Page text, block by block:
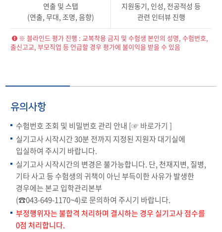
연출 및 스탭
(연출, 무대, 조명, 음향)
지원동기, 인성, 전공적성 등
관련 인터뷰 진행
※ 블라인드 평가 진행 : 교복착용 금지 및 수험생 본인의 성명, 수험번호,
출신고교, 부모직업 등 언급할 경우 평가에 불이익을 받을 수 있음
유의사항
수험번호 조회 및 비밀번호 관리 안내 [☞ 바로가기 ]
실기고사 시작시간 30분 전까지 지정된 지원자 대기실에
입실하여 주시기 바랍니다.
실기고사 시작시간의 변경은 불가능합니다. 단, 천재지변, 질병,
기타 사고 등 수험생의 귀책이 아닌 부득이한 사유가 발생한
경우에는 본교 입학관리본부
(☎043-649-1170~4)로 문의하여 주시기 바랍니다.
부정행위자는 불합격 처리하며 결시하는 경우 실기고사 점수를
0점 처리합니다.